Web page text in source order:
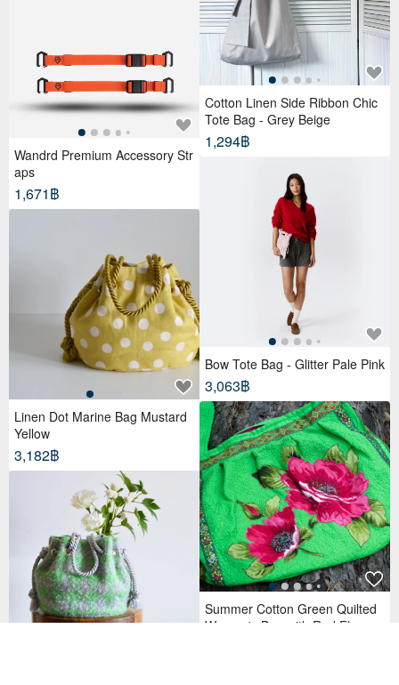
Wandrd Premium Accessory Str
aps
1,671฿
Linen Dot Marine Bag Mustard
Yellow
3,182฿
Cotton Linen Side Ribbon Chic
Tote Bag - Grey Beige
1,294฿
Bow Tote Bag - Glitter Pale Pink
3,063฿
Summer Cotton Green Quilted
Women's Bag with Red Flowers